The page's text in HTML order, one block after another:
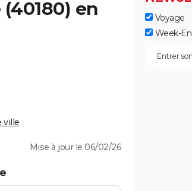
(40180) en
ville
Mise à jour le 06/02/26
Voyage
Week-